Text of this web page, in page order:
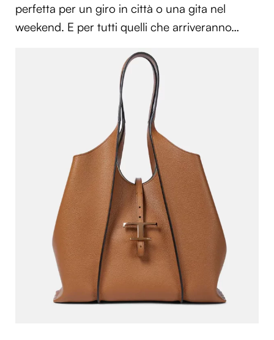
perfetta per un giro in città o una gita nel
weekend. E per tutti quelli che arriveranno…